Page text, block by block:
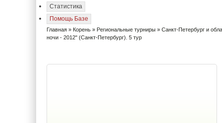
Статистика
Помощь Базе
Главная » Корень » Региональные турниры » Санкт-Петербург и
ночи - 2012" (Санкт-Петербург). 5 тур